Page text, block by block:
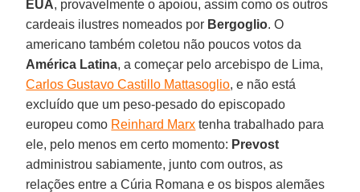
EUA, provavelmente o apoiou, assim como os outros
cardeais ilustres nomeados por Bergoglio. O
americano também coletou não poucos votos da
América Latina, a começar pelo arcebispo de Lima,
Carlos Gustavo Castillo Mattasoglio, e não está
excluído que um peso-pesado do episcopado
europeu como Reinhard Marx tenha trabalhado para
ele, pelo menos em certo momento: Prevost
administrou sabiamente, junto com outros, as
relações entre a Cúria Romana e os bispos alemães